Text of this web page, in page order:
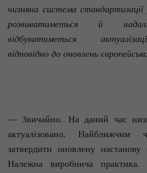
чизняна система стандартизації
розвиватиметься й
відбуватиметься
відповідно до оновлень
— Звичайно. На даний час
актуалізовано. Найближчим
затвердити оновлену настанову
Належна виробнича